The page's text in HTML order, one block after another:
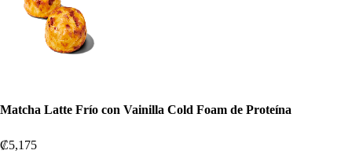
Matcha Latte Frío con Vainilla Cold Foam de Proteína
₡5,175